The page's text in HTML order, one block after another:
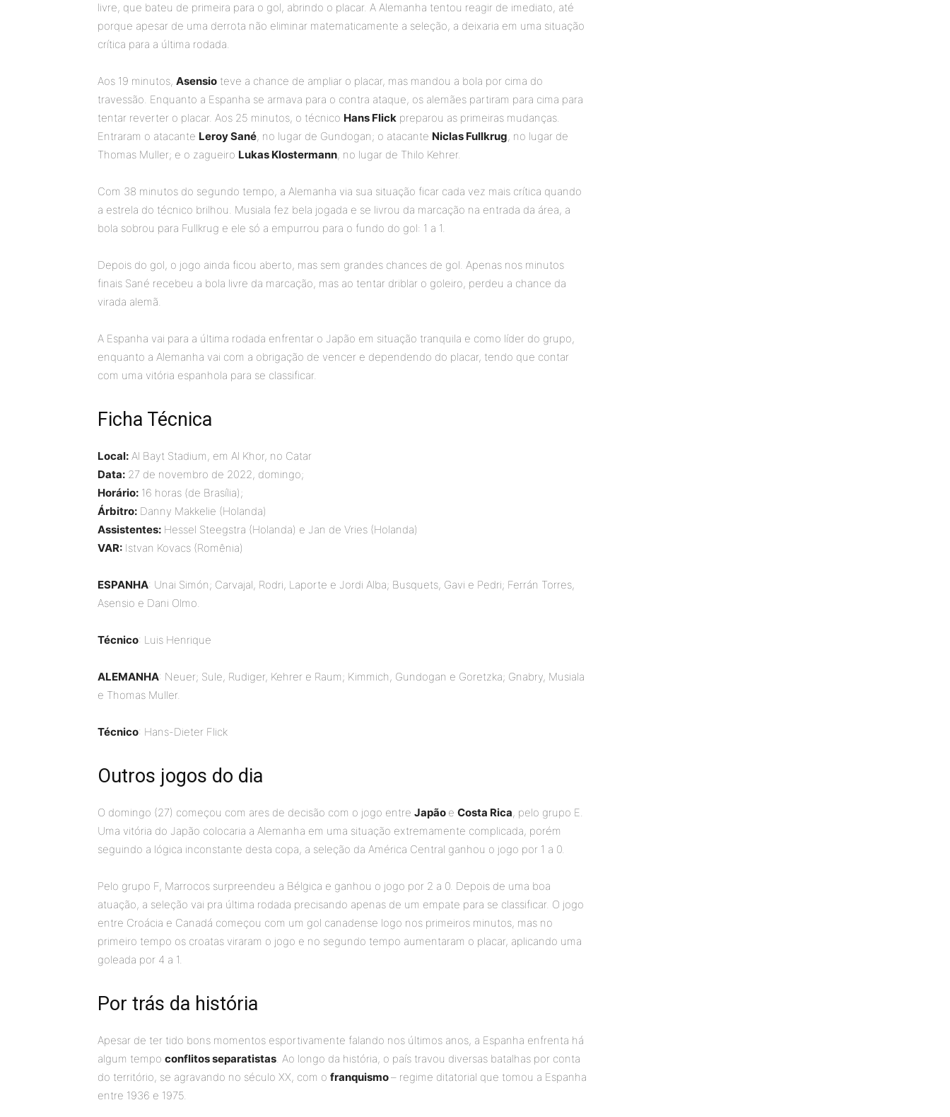
livre, que bateu de primeira para o gol, abrindo o placar. A Alemanha tentou reagir de imediato, até
porque apesar de uma derrota não eliminar matematicamente a seleção, a deixaria em uma situação
crítica para a última rodada.
Aos 19 minutos, Asensio teve a chance de ampliar o placar, mas mandou a bola por cima do
travessão. Enquanto a Espanha se armava para o contra ataque, os alemães partiram para cima para
tentar reverter o placar. Aos 25 minutos, o técnico Hans Flick preparou as primeiras mudanças.
Entraram o atacante Leroy Sané, no lugar de Gundogan; o atacante Niclas Fullkrug, no lugar de
Thomas Muller; e o zagueiro Lukas Klostermann, no lugar de Thilo Kehrer.
Com 38 minutos do segundo tempo, a Alemanha via sua situação ficar cada vez mais crítica quando
a estrela do técnico brilhou. Musiala fez bela jogada e se livrou da marcação na entrada da área, a
bola sobrou para Fullkrug e ele só a empurrou para o fundo do gol: 1 a 1.
Depois do gol, o jogo ainda ficou aberto, mas sem grandes chances de gol. Apenas nos minutos
finais Sané recebeu a bola livre da marcação, mas ao tentar driblar o goleiro, perdeu a chance da
virada alemã.
A Espanha vai para a última rodada enfrentar o Japão em situação tranquila e como líder do grupo,
enquanto a Alemanha vai com a obrigação de vencer e dependendo do placar, tendo que contar
com uma vitória espanhola para se classificar.
Ficha Técnica
Local: Al Bayt Stadium, em Al Khor, no Catar
Data: 27 de novembro de 2022, domingo;
Horário: 16 horas (de Brasília);
Árbitro: Danny Makkelie (Holanda)
Assistentes: Hessel Steegstra (Holanda) e Jan de Vries (Holanda)
VAR: Istvan Kovacs (Romênia)
ESPANHA: Unai Simón; Carvajal, Rodri, Laporte e Jordi Alba; Busquets, Gavi e Pedri; Ferrán Torres,
Asensio e Dani Olmo.
Técnico: Luis Henrique
ALEMANHA: Neuer; Sule, Rudiger, Kehrer e Raum; Kimmich, Gundogan e Goretzka; Gnabry, Musiala
e Thomas Muller.
Técnico: Hans-Dieter Flick
Outros jogos do dia
O domingo (27) começou com ares de decisão com o jogo entre Japão e Costa Rica, pelo grupo E.
Uma vitória do Japão colocaria a Alemanha em uma situação extremamente complicada, porém
seguindo a lógica inconstante desta copa, a seleção da América Central ganhou o jogo por 1 a 0.
Pelo grupo F, Marrocos surpreendeu a Bélgica e ganhou o jogo por 2 a 0. Depois de uma boa
atuação, a seleção vai pra última rodada precisando apenas de um empate para se classificar. O jogo
entre Croácia e Canadá começou com um gol canadense logo nos primeiros minutos, mas no
primeiro tempo os croatas viraram o jogo e no segundo tempo aumentaram o placar, aplicando uma
goleada por 4 a 1.
Por trás da história
Apesar de ter tido bons momentos esportivamente falando nos últimos anos, a Espanha enfrenta há
algum tempo conflitos separatistas. Ao longo da história, o país travou diversas batalhas por conta
do território, se agravando no século XX, com o franquismo– regime ditatorial que tomou a Espanha
entre 1936 e 1975.